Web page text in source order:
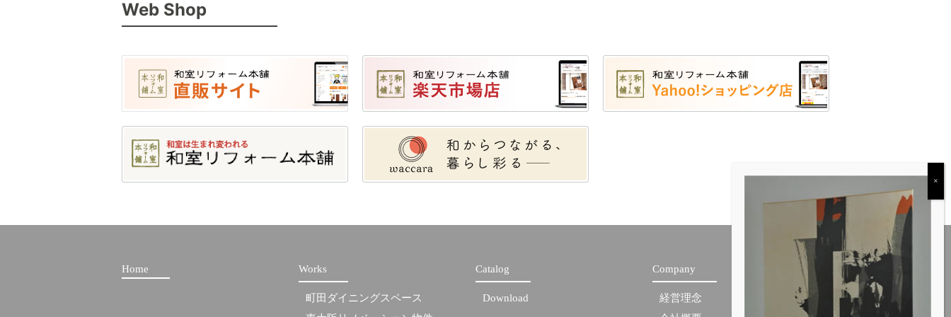
Web Shop
Home Works
町田ダイニングスペース
Catalog
Download
Company
経営理念